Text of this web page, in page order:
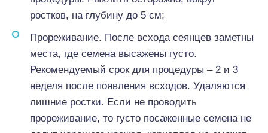
ростков, на глубину до 5 см;
Прореживание. После всхода сеянцев заметны
места, где семена высажены густо.
Рекомендуемый срок для процедуры – 2 и 3
неделя после появления всходов. Удаляются
лишние ростки. Если не проводить
прореживание, то густо посаженные семена не